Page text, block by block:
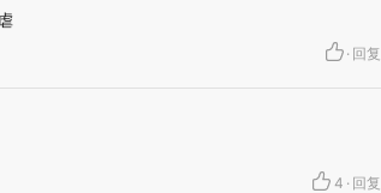
· 回复
4 · 回复